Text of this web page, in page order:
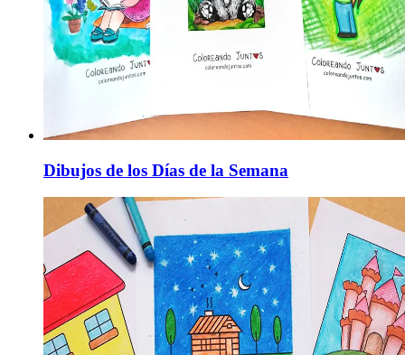
Dibujos de los Días de la Semana